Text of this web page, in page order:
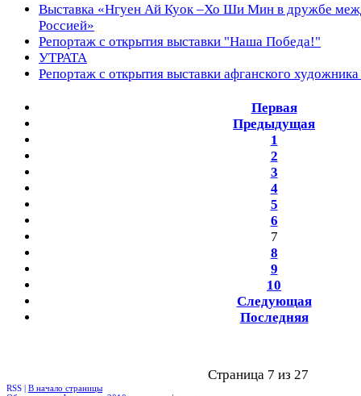
Выставка «Нгуен Ай Куок –Хо Ши Мин в дружбе
Россией»
Репортаж с открытия выставки "Наша Победа!"
УТРАТА
Репортаж с открытия выставки афганского
Первая
Предыдущая
1
2
3
4
5
6
7
8
9
10
Следующая
Последняя
Страница 7 из 27
RSS | В начало страницы